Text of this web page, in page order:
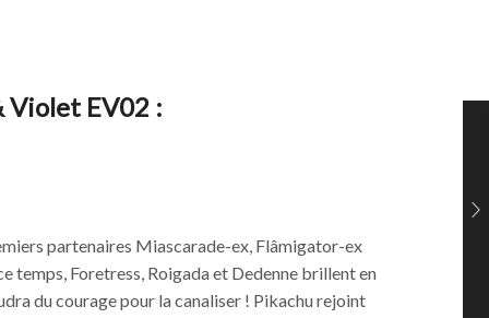
Violet EV02 :
partenaires Miascarade-ex, Flâmigator-ex
temps, Foretress, Roigada et Dedenne brillent en
du courage pour la canaliser ! Pikachu rejoint